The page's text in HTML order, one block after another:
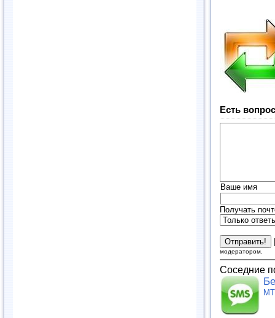
Есть
Ваше имя
Получать
модератором.
Соседние